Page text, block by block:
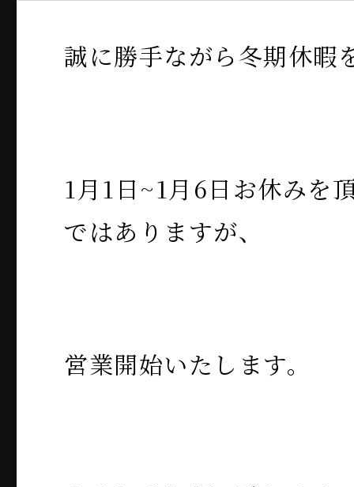
誠に勝手ながら冬期休暇
1月1日~1月6日お休みを
ではありますが、
営業開始いたします。